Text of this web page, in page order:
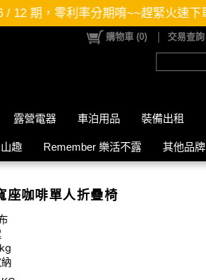
唷~~趕緊火速下單!!!
露營電器 車泊用品 裝備出租
趣 Remember 樂活不露 其他品牌
購物車 (0) 交易查詢
咖啡單人折疊椅